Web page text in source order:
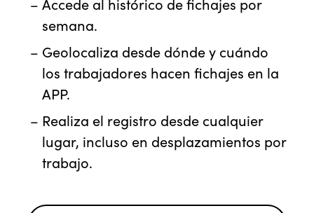
Accede al histórico de fichajes por
semana.
Geolocaliza desde dónde y cuándo
los trabajadores hacen fichajes en la
APP.
Realiza el registro desde cualquier
lugar, incluso en desplazamientos por
trabajo.